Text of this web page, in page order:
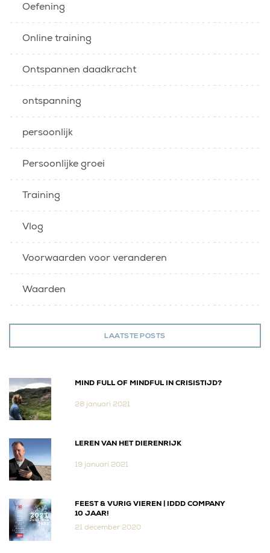
Oefening
Online training
Ontspannen daadkracht
ontspanning
persoonlijk
Persoonlijke groei
Training
Vlog
Voorwaarden voor veranderen
Waarden
LAATSTE POSTS
MIND FULL OF MINDFUL IN CRISISTIJD?
28 januari 2021
LEREN VAN HET DIERENRIJK
19 januari 2021
FEEST & VURIG VIEREN | IDDD COMPANY
10 JAAR!
21 december 2020